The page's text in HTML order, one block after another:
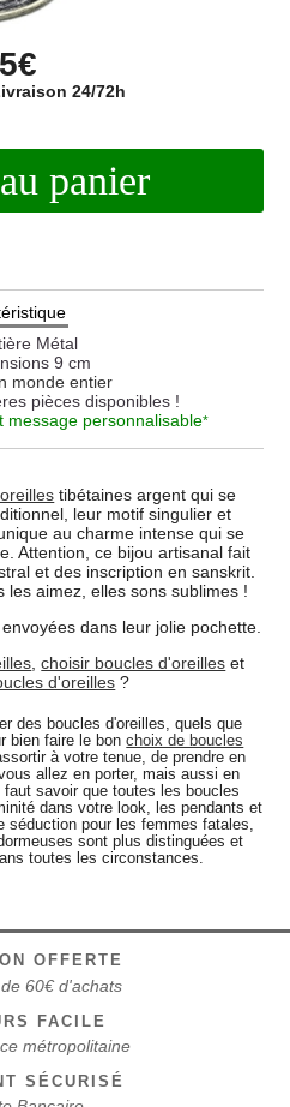
24/72h
tibétaines argent qui se
leur motif singulier et
au charme intense qui se
Attention, ce bijou artisanal fait
et des inscription en sanskrit.
les aimez, elles sons sublimes !
dans leur jolie pochette.
panier
Métal
9 cm
monde entier
pièces disponibles !
message personnalisable*
,choisir boucles d'oreilles et
d'oreilles ?
des boucles d'oreilles, quels que
bien faire le bonchoix de boucles
à votre tenue, de prendre en
allez en porter, mais aussi en
savoir que toutes les boucles
dans votre look, les pendants et
séduction pour les femmes fatales,
sont plus distinguées et
toutes les circonstances.
OFFERTE
60€ d'achats
FACILE
métropolitaine
SÉCURISÉ